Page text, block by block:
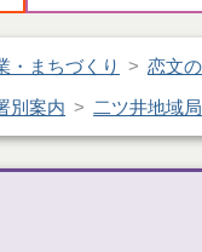
・まちづくり 恋文
別案内 二ツ井地域局